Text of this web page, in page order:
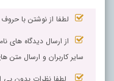
لطفا از نوشتن با
از ارسال دیدگاه های
سایر کاربران و ارسال متن